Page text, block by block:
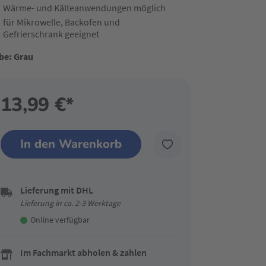
Wärme- und Kälteanwendungen möglich
für Mikrowelle, Backofen und
Gefrierschrank geeignet
Grau
13,99 €*
In den Warenkorb
Lieferung mit DHL
Lieferung in ca. 2-3 Werktage
Online verfügbar
Im Fachmarkt abholen & zahlen